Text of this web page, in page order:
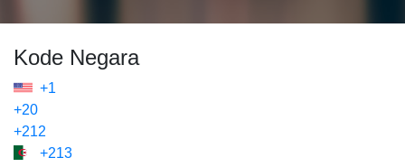
Kode Negara
+1
+20
+212
+213